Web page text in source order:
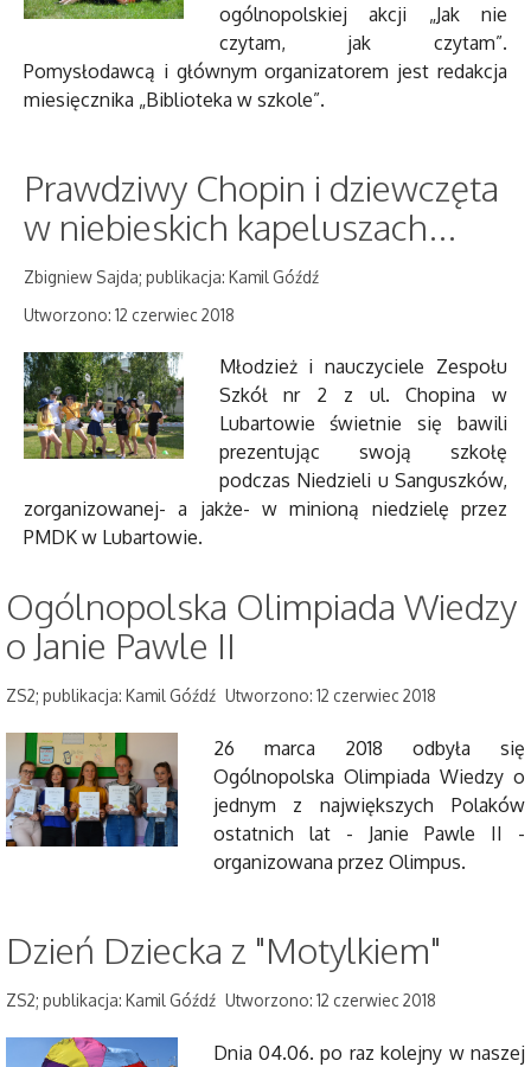
ogólnopolskiej akcji „Jak nie
czytam, jak czytam”.
Pomysłodawcą i głównym organizatorem jest redakcja
miesięcznika „Biblioteka w szkole”.
Prawdziwy Chopin i dziewczęta
w niebieskich kapeluszach...
Zbigniew Sajda; publikacja: Kamil Góźdź
Utworzono: 12 czerwiec 2018
Młodzież i nauczyciele Zespołu
Szkół nr 2 z ul. Chopina w
Lubartowie świetnie się bawili
prezentując swoją szkołę
podczas Niedzieli u Sanguszków,
zorganizowanej- a jakże- w minioną niedzielę przez
PMDK w Lubartowie.
Ogólnopolska Olimpiada Wiedzy
o Janie Pawle II
ZS2; publikacja: Kamil Góźdź Utworzono: 12 czerwiec 2018
26 marca 2018 odbyła się
Ogólnopolska Olimpiada Wiedzy o
jednym z największych Polaków
ostatnich lat - Janie Pawle II -
organizowana przez Olimpus.
Dzień Dziecka z "Motylkiem"
ZS2; publikacja: Kamil Góźdź Utworzono: 12 czerwiec 2018
Dnia 04.06. po raz kolejny w naszej